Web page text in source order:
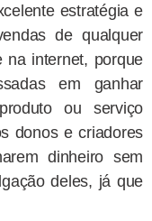
estratégia e
de qualquer
na internet, porque
em ganhar
ou serviço
donos e criadores
dinheiro sem
deles, já que